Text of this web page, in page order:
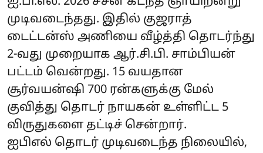
முடிவடைந்தது. இதில் குஜராத்
டைட்டன்ஸ் அணியை வீழ்த்தி தொடர்ந்து
2-வது முறையாக ஆர்.சி.பி. சாம்பியன்
பட்டம் வென்றது. 15 வயதான
சூர்வயன்ஷி 700 ரன்களுக்கு மேல்
குவித்து தொடர் நாயகன் உள்ளிட்ட 5
விருதுகளை தட்டிச் சென்றார்.
ஐபிஎல் தொடர் முடிவடைந்த நிலையில்,